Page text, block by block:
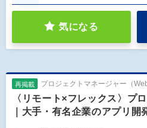
気になる
再掲載 プロジェクトマネージャー（
〈リモート×フレックス〉プ
｜大手・有名企業のアプリ開